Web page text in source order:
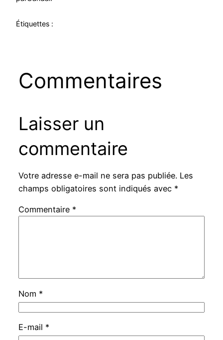
Étiquettes :
Commentaires
Laisser un
commentaire
Votre adresse e-mail ne sera pas publiée. Les
champs obligatoires sont indiqués avec *
Commentaire *
Nom *
E-mail *